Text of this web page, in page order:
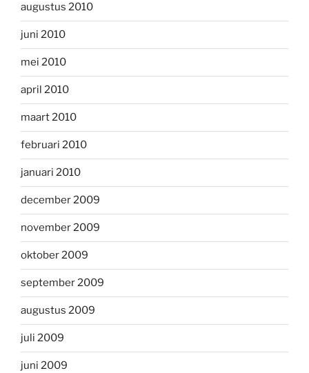
augustus 2010
juni 2010
mei 2010
april 2010
maart 2010
februari 2010
januari 2010
december 2009
november 2009
oktober 2009
september 2009
augustus 2009
juli 2009
juni 2009